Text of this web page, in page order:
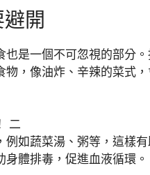
開
是一個不可忽視的部分
，像油炸、辛辣的菜式
如蔬菜湯、粥等，這樣
體排毒，促進血液循環。